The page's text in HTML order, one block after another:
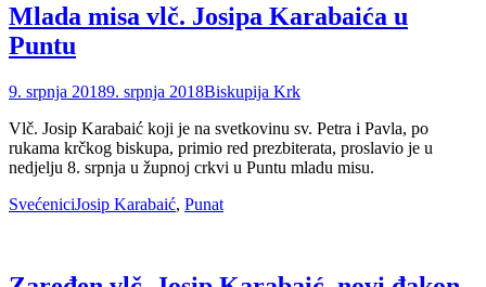
Mlada misa vlč. Josipa Karabaića u
Puntu
Posted
9. srpnja 20189. srpnja 2018Author
Biskupija Krk
Vlč. Josip Karabaić koji je na svetkovinu sv. Petra i Pavla, po
rukama krčkog biskupa, primio red prezbiterata, proslavio je u
nedjelju 8. srpnja u župnoj crkvi u Puntu mladu misu.
Categories
SvećeniciTags
Josip Karabaić, Punat